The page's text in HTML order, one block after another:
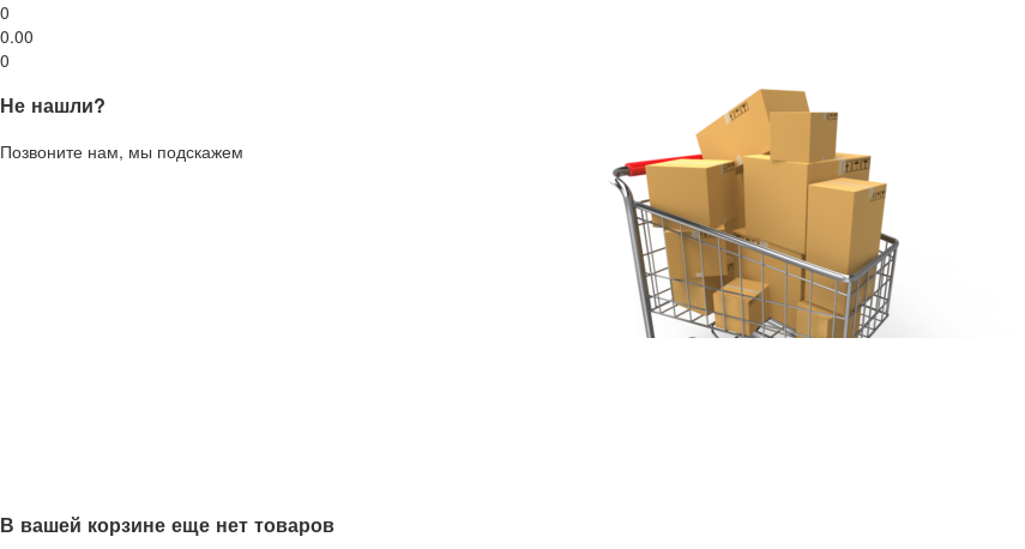
0
0.00
0
Не нашли?
Позвоните нам, мы подскажем
В вашей корзине еще нет товаров